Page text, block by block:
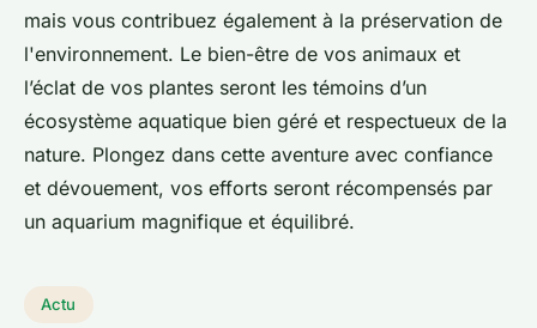
mais vous contribuez également à la préservation de
l'environnement. Le bien-être de vos animaux et
l’éclat de vos plantes seront les témoins d’un
écosystème aquatique bien géré et respectueux de la
nature. Plongez dans cette aventure avec confiance
et dévouement, vos efforts seront récompensés par
un aquarium magnifique et équilibré.
Actu